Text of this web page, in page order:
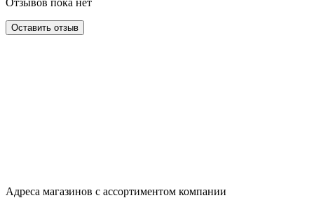
Отзывов пока нет
Оставить отзыв
Адреса магазинов с ассортиментом компании